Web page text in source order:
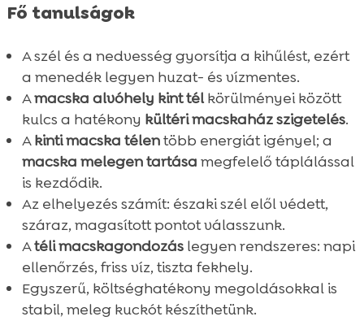
Fő tanulságok
A szél és a nedvesség gyorsítja a kihűlést, ezért
a menedék legyen huzat- és vízmentes.
Amacska alvóhely kint télkörülményei között
kulcs a hatékony kültéri macskaház szigetelés.
Akinti macska télentöbb energiát igényel; a
macska melegen tartása megfelelő táplálással
is kezdődik.
Az elhelyezés számít: északi szél elől védett,
száraz, magasított pontot válasszunk.
Atéli macskagondozáslegyen rendszeres: napi
ellenőrzés, friss víz, tiszta fekhely.
Egyszerű, költséghatékony megoldásokkal is
stabil, meleg kuckót készíthetünk.